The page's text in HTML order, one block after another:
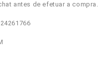
antes de efetuar a compra.
24261766